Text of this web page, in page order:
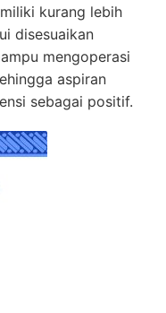
kurang lebih
disesuaikan
mengoperasi
aspiran
sebagai positif.